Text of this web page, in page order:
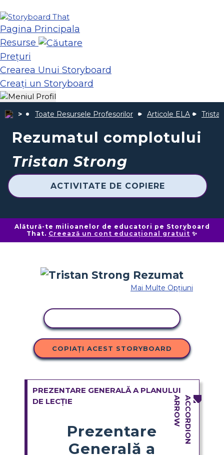
Pagina Principala
Resurse
Prețuri
Crearea Unui Storyboard
Creați un Storyboard
Toate Resursele Profesorilor Articole ELA
Rezumatul complotului
Tristan Strong
ACTIVITATE DE COPIERE
Alătură-te milioanelor de educatori pe Storyboard
That. Creează un cont educațional gratuit ✨
Mai Multe Opțiuni
COPIAȚI ACEST STORYBOARD
PREZENTARE GENERALĂ A PLANULUI
DE LECȚIE
Prezentare
Generală a